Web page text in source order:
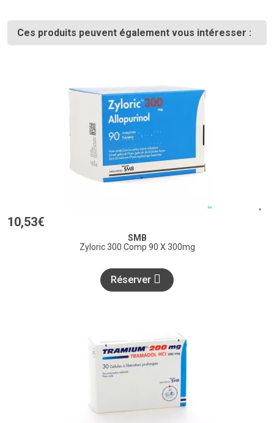
Ces produits peuvent également vous intéresser :
10,53€
SMB
Zyloric 300 Comp 90 X 300mg
Réserver